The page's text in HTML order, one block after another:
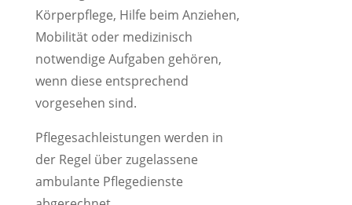
Körperpflege, Hilfe beim Anziehen,
Mobilität oder medizinisch
notwendige Aufgaben gehören,
wenn diese entsprechend
vorgesehen sind.
Pflegesachleistungen werden in
der Regel über zugelassene
ambulante Pflegedienste